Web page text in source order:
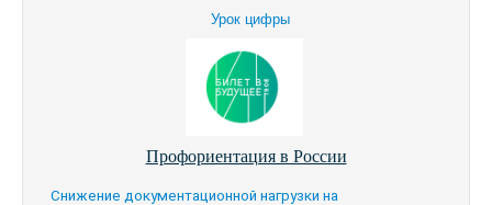
Урок цифры
Профориентация в России
Снижение документационной нагрузки на